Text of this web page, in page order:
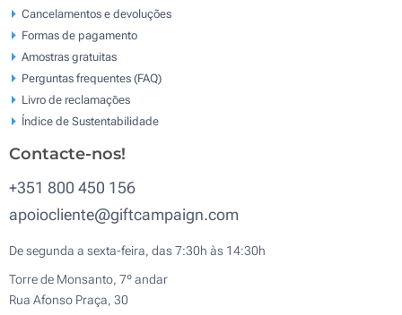
Cancelamentos e devoluções
Formas de pagamento
Amostras gratuitas
Perguntas frequentes (FAQ)
Livro de reclamaçōes
Índice de Sustentabilidade
Contacte-nos!
+351 800 450 156
apoiocliente@giftcampaign.com
De segunda a sexta-feira, das 7:30h às 14:30h
Torre de Monsanto, 7º andar
Rua Afonso Praça, 30